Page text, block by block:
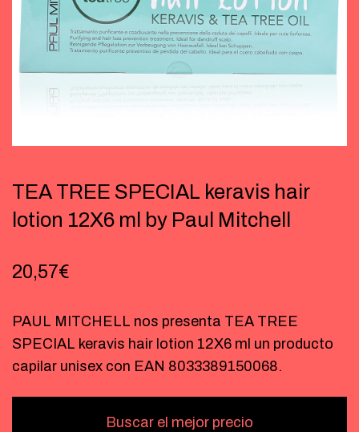
TEA TREE SPECIAL keravis hair
lotion 12X6 ml by Paul Mitchell
20,57€
PAUL MITCHELL nos presenta TEA TREE
SPECIAL keravis hair lotion 12X6 ml un producto
capilar unisex con EAN 8033389150068.
Buscar el mejor precio